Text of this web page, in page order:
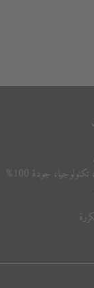
جودة 100%